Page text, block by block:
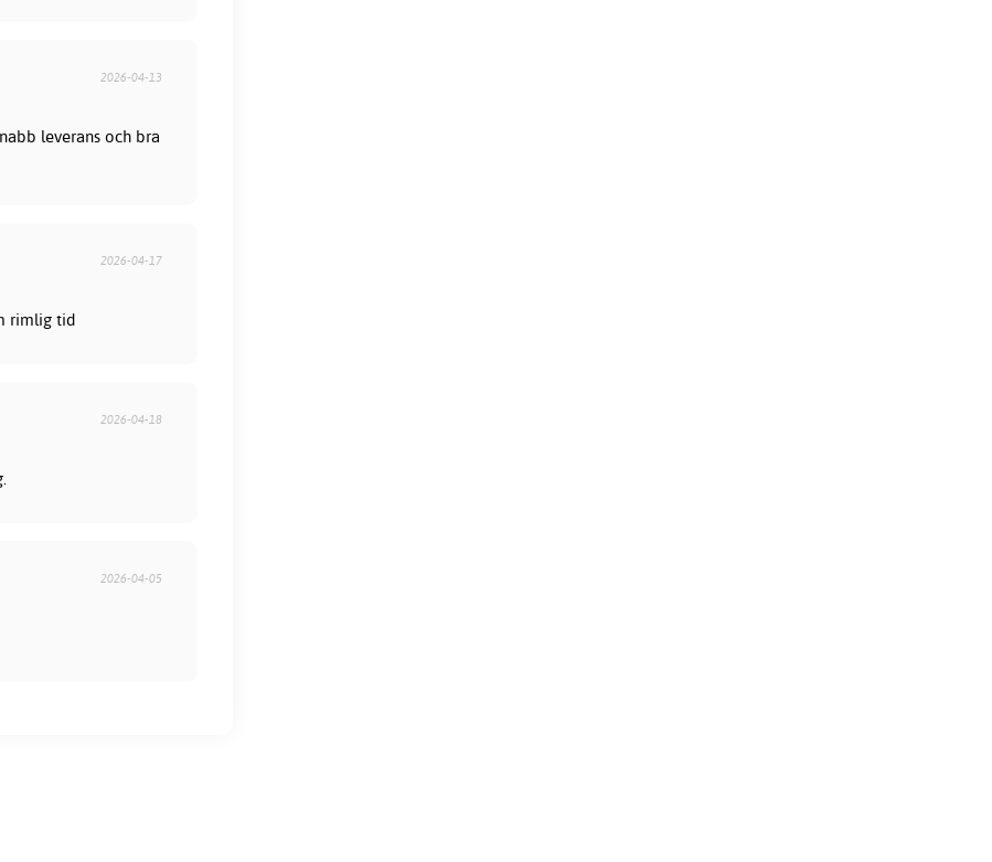
2026-04-13
leverans och bra
2026-04-17
rimlig tid
2026-04-18
2026-04-05